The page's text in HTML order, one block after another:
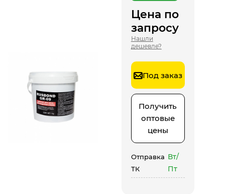
Цена по
запросу
Нашли
дешевле?
Под заказ
Получить
оптовые
цены
Отправка
ТК
Вт/
Пт